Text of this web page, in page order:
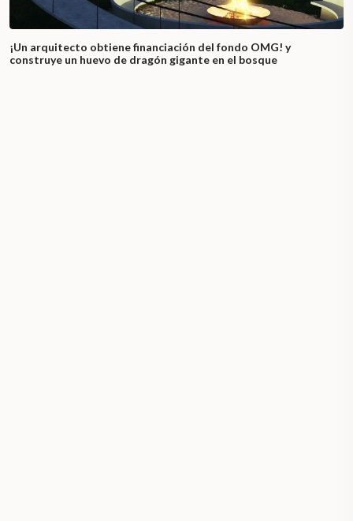
¡Un arquitecto obtiene financiación del fondo OMG! y
construye un huevo de dragón gigante en el bosque